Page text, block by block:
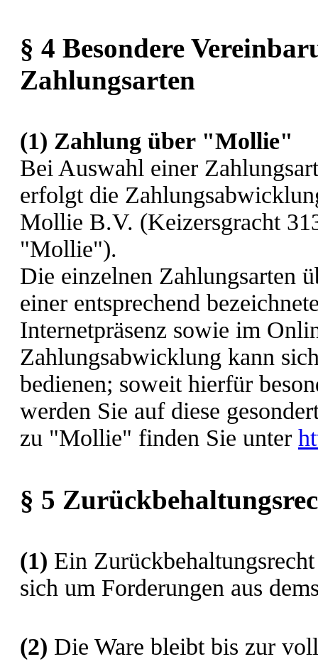
§ 4 Besondere
Zahlungsarten
(1) Zahlung über "Mollie"
Bei Auswahl einer
erfolgt die
Mollie B.V. (Keizersgracht
"Mollie").
Die einzelnen Zahlungsarten
einer entsprechend
Internetpräsenz sowie im
Zahlungsabwicklung kann
bedienen; soweit hierfür
werden Sie auf diese
zu "Mollie" finden Sie unter
§ 5
(1) Ein
sich um Forderungen aus
(2) Die Ware bleibt bis zur